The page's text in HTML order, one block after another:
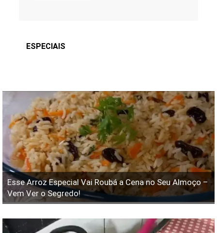
ESPECIAIS
Esse Arroz Especial Vai Roubá a Cena no Seu Almoço –
Vem Ver o Segredo!